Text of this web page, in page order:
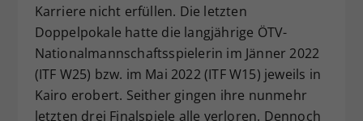
Karriere nicht erfüllen. Die letzten
Doppelpokale hatte die langjährige ÖTV-
Nationalmannschaftsspielerin im Jänner 2022
(ITF W25) bzw. im Mai 2022 (ITF W15) jeweils in
Kairo erobert. Seither gingen ihre nunmehr
letzten drei Finalspiele alle verloren. Dennoch